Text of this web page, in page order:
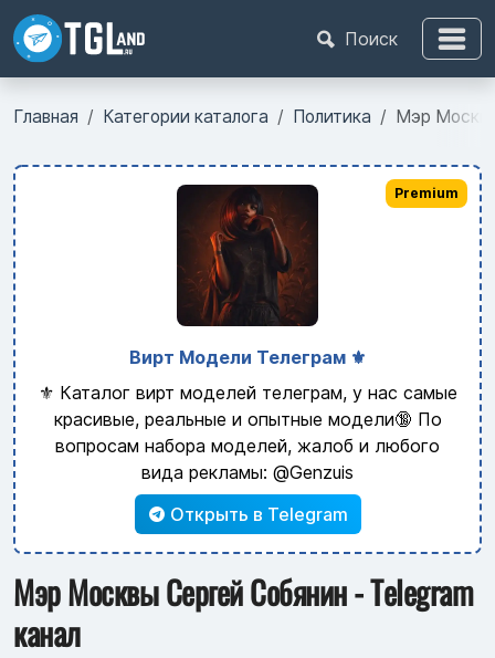
Поиск
Главная Категории каталога Политика Мэр
Вирт Модели Телеграм ⚜️
⚜️ Каталог вирт моделей телеграм, у нас самые
красивые, реальные и опытные модели🔞 По
вопросам набора моделей, жалоб и любого
вида рекламы: @Genzuis
Открыть в Telegram
Premium
Мэр Москвы Сергей Собянин - Telegram
канал